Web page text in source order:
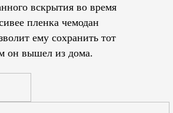
вскрытия во время
пленка чемодан
ему сохранить тот
он вышел из дома.